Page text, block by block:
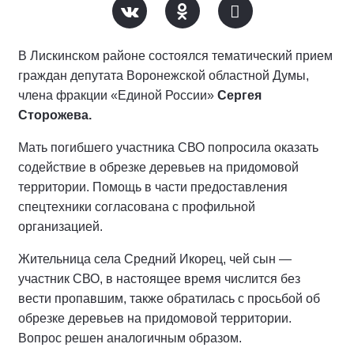
В Лискинском районе состоялся тематический прием
граждан депутата Воронежской областной Думы,
члена фракции «Единой России» Сергея
Сторожева.
Мать погибшего участника СВО попросила оказать
содействие в обрезке деревьев на придомовой
территории. Помощь в части предоставления
спецтехники согласована с профильной
организацией.
Жительница села Средний Икорец, чей сын —
участник СВО, в настоящее время числится без
вести пропавшим, также обратилась с просьбой об
обрезке деревьев на придомовой территории.
Вопрос решен аналогичным образом.